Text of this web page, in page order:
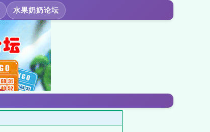
水果奶奶论坛